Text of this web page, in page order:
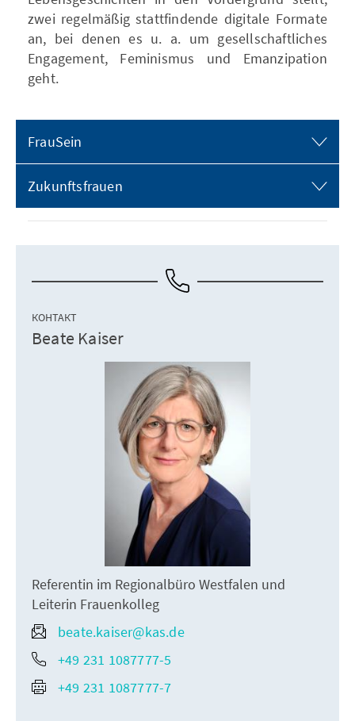
zwei regelmäßig stattfindende digitale Formate
an, bei denen es u. a. um gesellschaftliches
Engagement, Feminismus und Emanzipation
geht.
FrauSein
Zukunftsfrauen
КОНТАКТ
Beate Kaiser
Referentin im Regionalbüro Westfalen und
Leiterin Frauenkolleg
beate.kaiser@kas.de
+49 231 1087777-5
+49 231 1087777-7